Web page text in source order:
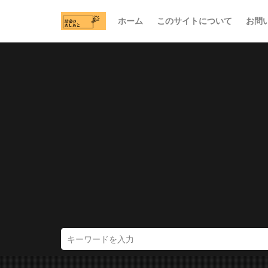
ホーム このサイトについて お問